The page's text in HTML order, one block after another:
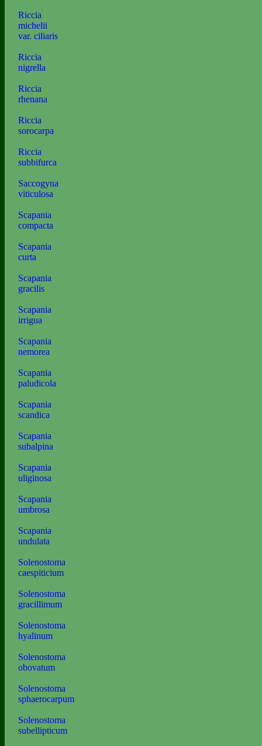
Riccia
michelii
var. ciliaris
Riccia
nigrella
Riccia
rhenana
Riccia
sorocarpa
Riccia
subbifurca
Saccogyna
viticulosa
Scapania
compacta
Scapania
curta
Scapania
gracilis
Scapania
irrigua
Scapania
nemorea
Scapania
paludicola
Scapania
scandica
Scapania
subalpina
Scapania
uliginosa
Scapania
umbrosa
Scapania
undulata
Solenostoma
caespiticium
Solenostoma
gracillimum
Solenostoma
hyalinum
Solenostoma
obovatum
Solenostoma
sphaerocarpum
Solenostoma
subellipticum